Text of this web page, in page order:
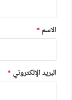
*
الاسم *
البريد الإلكتروني *